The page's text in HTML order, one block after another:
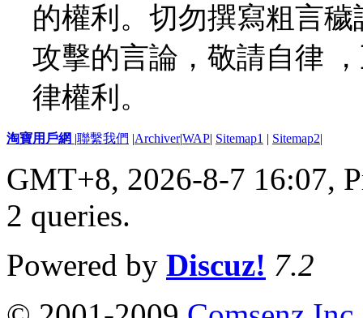
的權利。切勿撰寫粗言
攻擊的言論，敬請自律
律權利。
淘寶用戶網 |聯繫我們 |Archiver|WAP| Sitemap1 | Sitemap2|
GMT+8, 2026-8-7 16:07,
2 queries.
Powered by Discuz! 7.2